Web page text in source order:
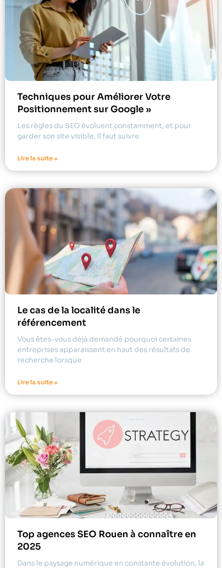
Techniques pour Améliorer Votre
Positionnement sur Google »
Les règles du SEO évoluent constamment, et pour
garder son site visible, il faut suivre
Lire la suite »
Le cas de la localité dans le
référencement
Vous êtes-vous déjà demandé pourquoi certaines
entreprises apparaissent en haut des résultats de
recherche lorsque
Lire la suite »
Top agences SEO Rouen à connaître en
2025
Dans le paysage numérique en constante évolution, la